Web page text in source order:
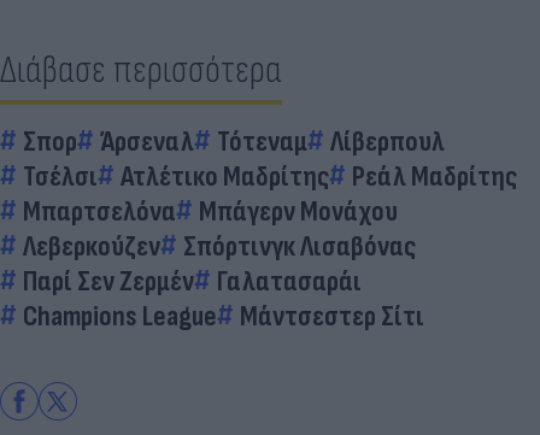
Διάβασε περισσότερα
Σπορ Άρσεναλ Τότεναμ
Λίβερπουλ
Τσέλσι
Ατλέτικο Μαδρίτης
Ρεάλ Μαδρίτης
Μπαρτσελόνα
Μπάγερν Μονάχου
Λεβερκούζεν
Σπόρτινγκ Λισαβόνας
Παρί Σεν Ζερμέν
Γαλατασαράι
Champions League
Μάντσεστερ Σίτι